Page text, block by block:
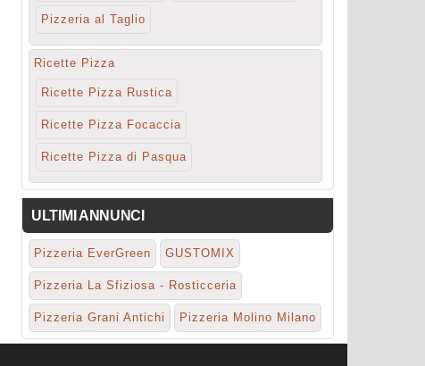
Pizzeria al Taglio
Ricette Pizza
Ricette Pizza Rustica
Ricette Pizza Focaccia
Ricette Pizza di Pasqua
ULTIMI ANNUNCI
Pizzeria EverGreen GUSTOMIX
Pizzeria La Sfiziosa - Rosticceria
Pizzeria Grani Antichi Pizzeria Molino Milano